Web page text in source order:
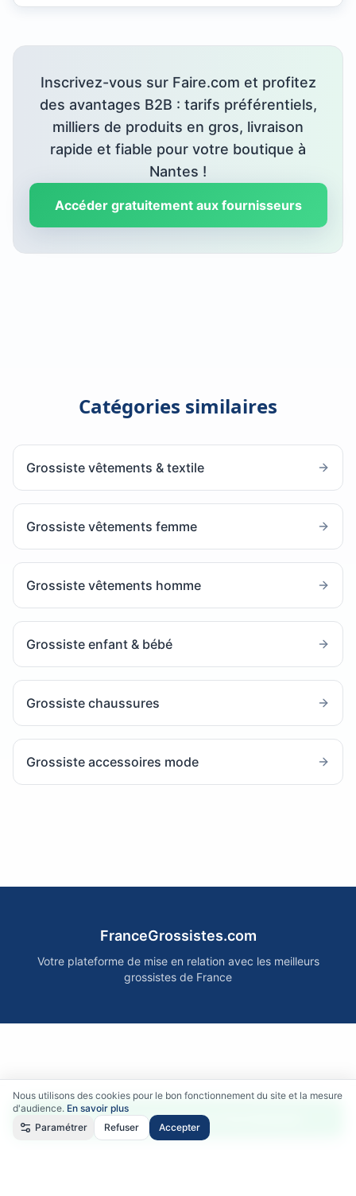
Nous utilisons des cookies pour le bon fonctionnement du site et la mesure
d'audience. En savoir plus
Paramétrer
Refuser Accepter
Inscrivez-vous sur Faire.com et profitez
des avantages B2B : tarifs préférentiels,
milliers de produits en gros, livraison
rapide et fiable pour votre boutique à
Nantes !
Accéder gratuitement aux fournisseurs
Catégories similaires
Grossiste vêtements & textile
Grossiste vêtements femme
Grossiste vêtements homme
Grossiste enfant & bébé
Grossiste chaussures
Grossiste accessoires mode
Accéder gratuitement aux fournisseurs
FranceGrossistes.com
Votre plateforme de mise en relation avec les meilleurs
grossistes de France